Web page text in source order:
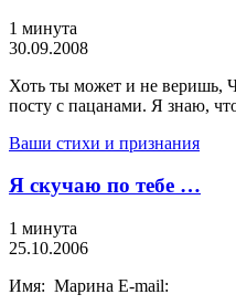
1 минута
30.09.2008
Хоть ты может и не веришь,
посту с пацанами. Я знаю,
Ваши стихи и признания
Я скучаю по тебе …
1 минута
25.10.2006
Имя: Марина E-mail: